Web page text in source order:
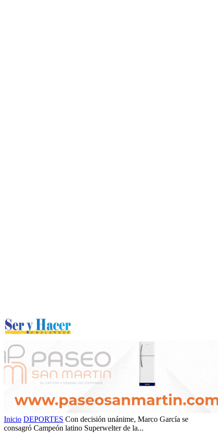
Inicio DEPORTES Con decisión unánime, Marco García se
consagró Campeón latino Superwelter de la...